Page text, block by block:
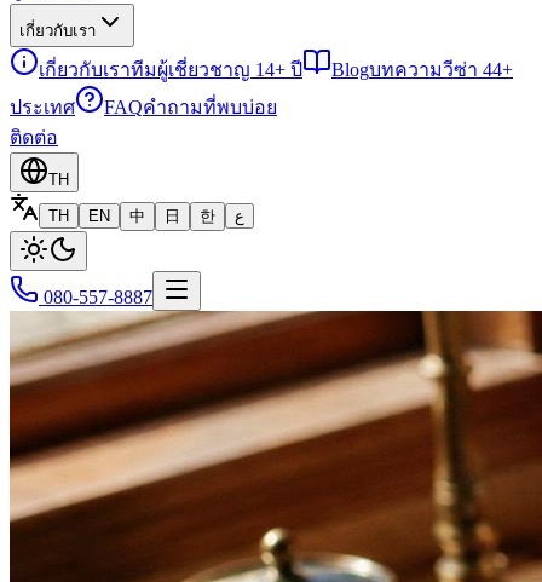
เกี่ยวกับเรา
เกี่ยวกับเราทีมผู้เชี่ยวชาญ 14+ ปี Blogบทความวีซ่า 44+
ประเทศ
FAQคำถามที่พบบ่อย
ติดต่อ
TH
TH
EN 中 日 한 ع
080-557-8887